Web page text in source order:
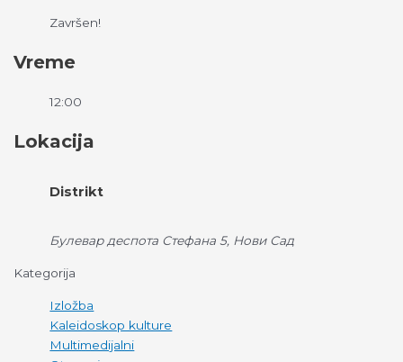
Završen!
Vreme
12:00
Lokacija
Distrikt
Булевар деспота Стефана 5, Нови Сад
Kategorija
Izložba
Kaleidoskop kulture
Multimedijalni